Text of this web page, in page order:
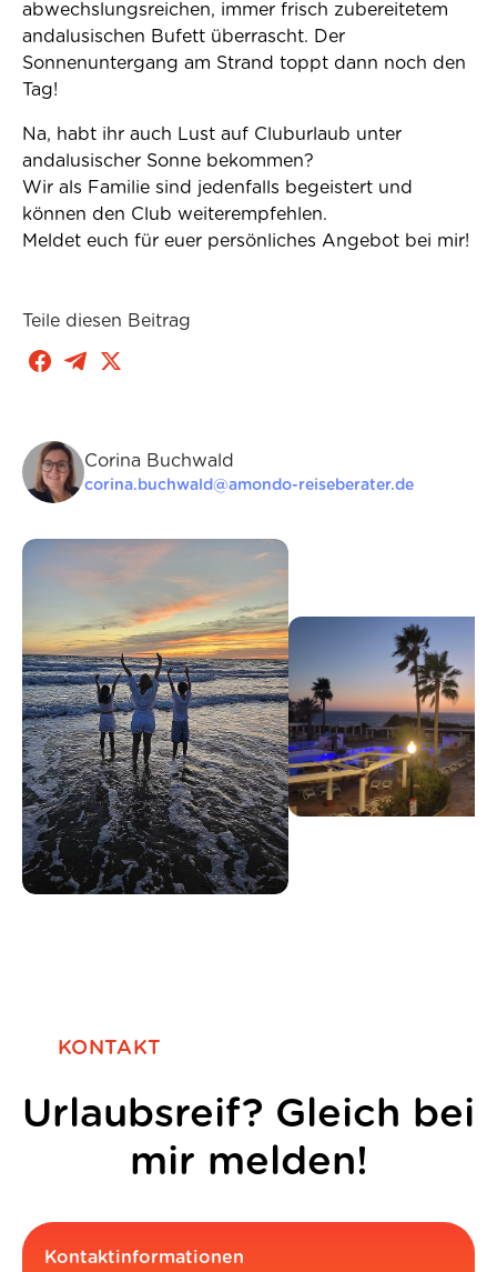
abwechslungsreichen, immer frisch zubereitetem
andalusischen Bufett überrascht. Der
Sonnenuntergang am Strand toppt dann noch den
Tag!
Na, habt ihr auch Lust auf Cluburlaub unter
andalusischer Sonne bekommen?
Wir als Familie sind jedenfalls begeistert und
können den Club weiterempfehlen.
Meldet euch für euer persönliches Angebot bei mir!
Teile diesen Beitrag
Corina Buchwald
corina.buchwald@amondo-reiseberater.de
KONTAKT
Urlaubsreif? Gleich bei
mir melden!
Kontaktinformationen